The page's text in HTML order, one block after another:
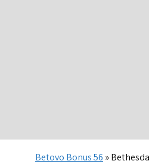
Betovo Bonus 56 »